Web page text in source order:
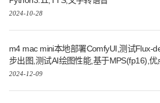
2024-10-28
m4 mac mini本地部署ComfyUI,测试Flux-
步出图,测试AI绘图性能,基于MPS(fp16),
2024-12-09